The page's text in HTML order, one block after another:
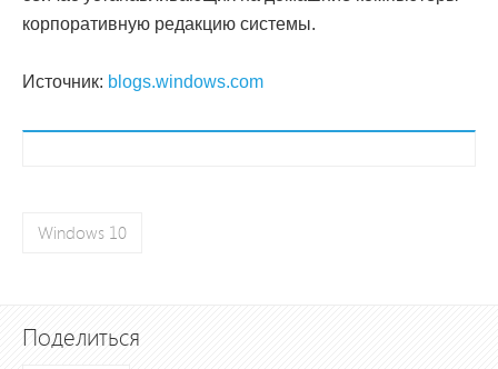
корпоративную редакцию системы.
Источник: blogs.windows.com
Windows 10
Поделиться